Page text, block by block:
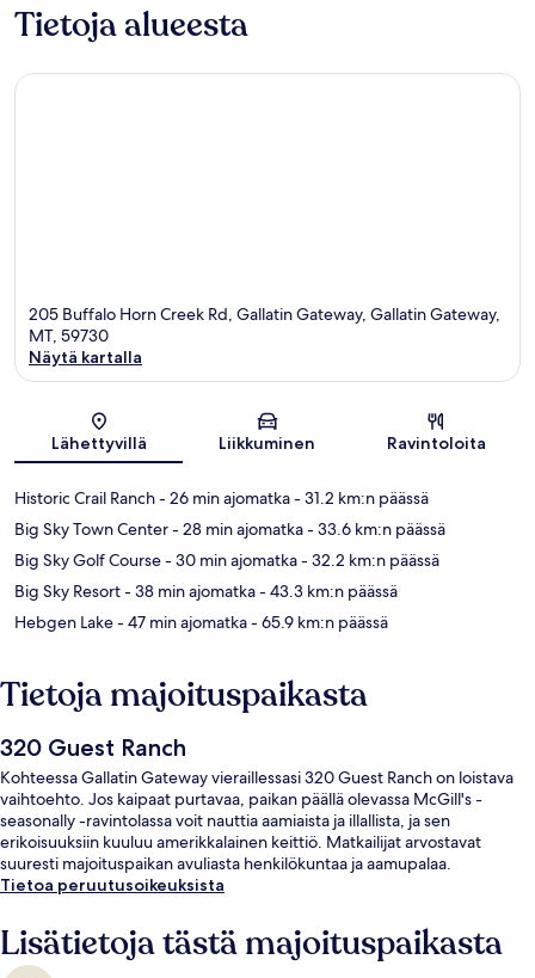
Tietoja alueesta
205 Buffalo Horn Creek Rd, Gallatin Gateway, Gallatin Gateway,
MT, 59730
Näytä kartalla
Lähettyvillä Liikkuminen Ravintoloita
Historic Crail Ranch- 26 min ajomatka- 31.2 km:n päässä
Big Sky Town Center- 28 min ajomatka- 33.6 km:n päässä
Big Sky Golf Course- 30 min ajomatka- 32.2 km:n päässä
Big Sky Resort- 38 min ajomatka- 43.3 km:n päässä
Hebgen Lake- 47 min ajomatka- 65.9 km:n päässä
Tietoja majoituspaikasta
320 Guest Ranch
Kohteessa Gallatin Gateway vieraillessasi 320 Guest Ranch on loistava
vaihtoehto. Jos kaipaat purtavaa, paikan päällä olevassa McGill's -
seasonally -ravintolassa voit nauttia aamiaista ja illallista, ja sen
erikoisuuksiin kuuluu amerikkalainen keittiö. Matkailijat arvostavat
suuresti majoituspaikan avuliasta henkilökuntaa ja aamupalaa.
Tietoa peruutusoikeuksista
Lisätietoja tästä majoituspaikasta